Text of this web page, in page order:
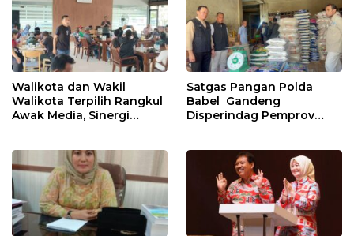
Walikota dan Wakil
Walikota Terpilih Rangkul
Awak Media, Sinergi
Satgas Pangan Polda
Babel Gandeng
Disperindag Pemprov